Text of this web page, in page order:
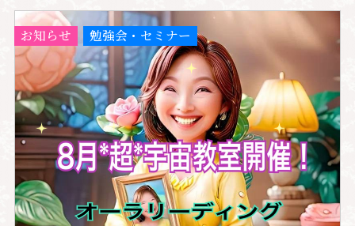
お知らせ 勉強会・セミナー